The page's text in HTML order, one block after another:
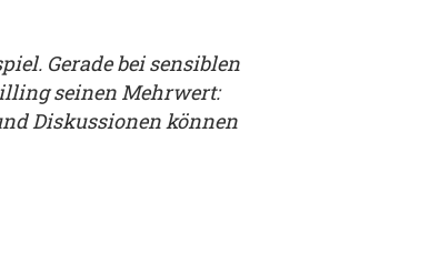
Balkon sehen, wie ein
dargestellt